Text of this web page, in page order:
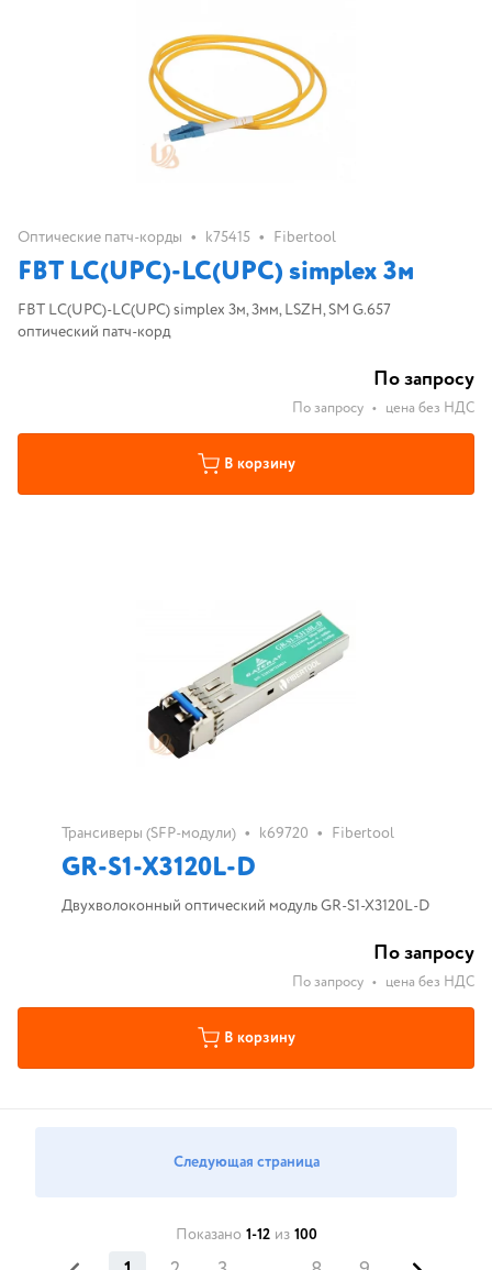
Оптические патч-корды • k75415 • Fibertool
FBT LC(UPC)-LC(UPC) simplex 3м
FBT LC(UPC)-LC(UPC) simplex 3м, 3мм, LSZH, SM G.657
оптический патч-корд
По запросу
По запросу • цена без НДС
В корзину
Трансиверы (SFP-модули) • k69720 • Fibertool
GR-S1-X3120L-D
Двухволоконный оптический модуль GR-S1-X3120L-D
По запросу
По запросу • цена без НДС
В корзину
Следующая страница
Показано 1-12 из 100